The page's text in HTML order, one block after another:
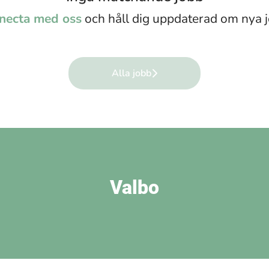
med oss och håll dig uppdaterad om nya
Alla jobb
Valbo